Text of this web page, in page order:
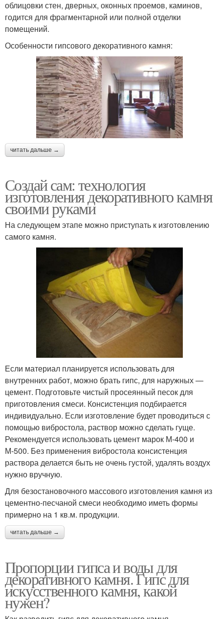
облицовки стен, дверных, оконных проемов, каминов,
годится для фрагментарной или полной отделки
помещений.
Особенности гипсового декоративного камня:
читать дальше →
Создай сам: технология
изготовления декоративного камня
своими руками
На следующем этапе можно приступать к изготовлению
самого камня.
Если материал планируется использовать для
внутренних работ, можно брать гипс, для наружных —
цемент. Подготовьте чистый просеянный песок для
приготовления смеси. Консистенция подбирается
индивидуально. Если изготовление будет проводиться с
помощью вибростола, раствор можно сделать гуще.
Рекомендуется использовать цемент марок М-400 и
М-500. Без применения вибростола консистенция
раствора делается быть не очень густой, удалять воздух
нужно вручную.
Для безостановочного массового изготовления камня из
цементно-песчаной смеси необходимо иметь формы
примерно на 1 кв.м. продукции.
читать дальше →
Пропорции гипса и воды для
декоративного камня. Гипс для
искусственного камня, какой
нужен?